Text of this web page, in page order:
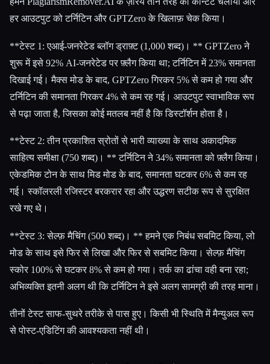
हर आउटपुट को टर्निटिन और GPTZero के खिलाफ़ चेक किया।
**टेस्ट 1: एआई-जनरेटेड ब्लॉग ड्राफ़्ट (1,000 शब्द)। ** GPTZero ने
शुरू में इसे 92% AI-जनरेटेड पर फ़्लैग किया था; टर्निटिन में 23% समानता
दिखाई गई। मैक्स मोड के बाद, GPTZero गिरकर 5% से कम हो गया और
टर्निटिन की समानता गिरकर 4% से कम रह गई। आउटपुट स्वाभाविक रूप
से पढ़ा जाता है, जिसका कोई मतलब नहीं है कि डिस्टॉर्शन होता है।
**टेस्ट 2: तीन प्रकाशित स्रोतों से भारी व्याख्या के साथ अकादमिक
साहित्य समीक्षा (750 शब्द)। ** टर्निटिन ने 34% समानता को फ़्लैग किया।
एकेडमिक टोन के साथ मिड मोड के बाद, समानता घटकर 6% से कम रह
गई। स्कॉलरली रजिस्टर बरकरार रहा और उद्धरण सटीक रूप से सुरक्षित
रखे गए थे।
**टेस्ट 3: सेल्फ़ मैचिंग (500 शब्द)। ** हमने एक निबंध सबमिट किया, लो
मोड के साथ इसे फिर से लिखा और फिर से सबमिट किया। सेल्फ़ मैचिंग
स्कोर 100% से घटकर 8% से कम हो गया। तर्क का ढांचा वही बना रहा;
अभिव्यक्ति इतनी अलग थी कि टर्निटिन ने इसे अलग सामग्री की तरह माना।
तीनों टेस्ट साफ-सुथरे तरीके से पास हुए। किसी भी स्थिति में मैन्युअल रूप
से पोस्ट-एडिटिंग की आवश्यकता नहीं थी।